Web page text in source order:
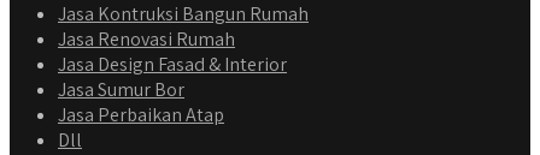
Jasa Kontruksi Bangun Rumah
Jasa Renovasi Rumah
Jasa Design Fasad & Interior
Jasa Sumur Bor
Jasa Perbaikan Atap
Dll